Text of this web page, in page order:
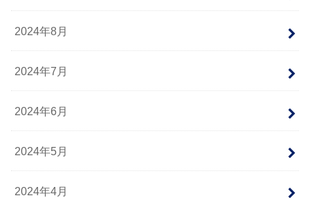
2024年8月
2024年7月
2024年6月
2024年5月
2024年4月